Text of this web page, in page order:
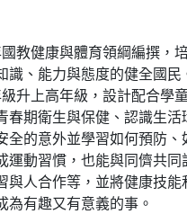
教健康與體育領綱編撰，
識、能力與態度的健全國民
升上高年級，設計配合學
春期衛生與保健、認識生活
全的意外並學習如何預防、
運動習慣，也能與同儕共同
與人合作等，並將健康技能
為有趣又有意義的事。